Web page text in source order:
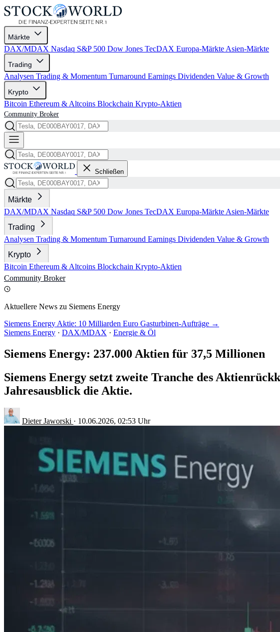
Märkte
DAX/MDAX Nasdaq S&P 500 Dow Jones TecDAX Europa-Märkte Asien-Märkte
Trading
Analysen Trading & Momentum Turnaround Earnings Dividenden Value & Growth
Krypto
Bitcoin Ethereum & Altcoins Blockchain Krypto-Aktien
Community Broker
Schließen
Märkte
DAX/MDAX Nasdaq S&P 500 Dow Jones TecDAX Europa-Märkte Asien-Märkte
Trading
Analysen Trading & Momentum Turnaround Earnings Dividenden Value & Growth
Krypto
Bitcoin Ethereum & Altcoins Blockchain Krypto-Aktien
Community Broker
Aktuellere News zu Siemens Energy
Siemens Energy Aktie: 10 Milliarden Euro Gasturbinen-Aufträge →
Siemens Energy · DAX/MDAX · Energie & Öl
Siemens Energy: 237.000 Aktien für 37,5 Millionen
Siemens Energy setzt zweite Tranche des
Jahresausblick die Aktie.
Dieter Jaworski · 10.06.2026, 02:53 Uhr